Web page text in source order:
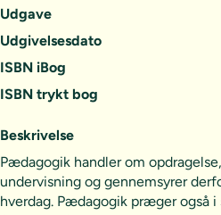
Udgave
Udgivelsesdato
ISBN iBog
ISBN trykt bog
Beskrivelse
Pædagogik handler om
undervisning og gennemsyrer
hverdag. Pædagogik præger også